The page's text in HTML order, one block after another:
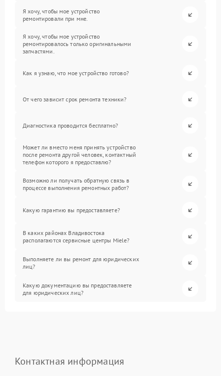
Я хочу, чтобы мое устройство
ремонтировали при мне.
Я хочу, чтобы мое устройство
ремонтировалось только оригинальными
запчастями.
Как я узнаю, что мое устройство готово?
От чего зависит срок ремонта техники?
Диагностика проводится бесплатно?
Может ли вместо меня принять устройство
после ремонта другой человек, контактный
телефон которого я предоставлю?
Возможно ли получать обратную связь в
процессе выполнения ремонтных работ?
Какую гарантию вы предоставляете?
В каких районах Владивостока
располагаются сервисные центры Miele?
Выполняете ли вы ремонт для юридических
лиц?
Какую документацию вы предоставляете
для юридических лиц?
Контактная информация